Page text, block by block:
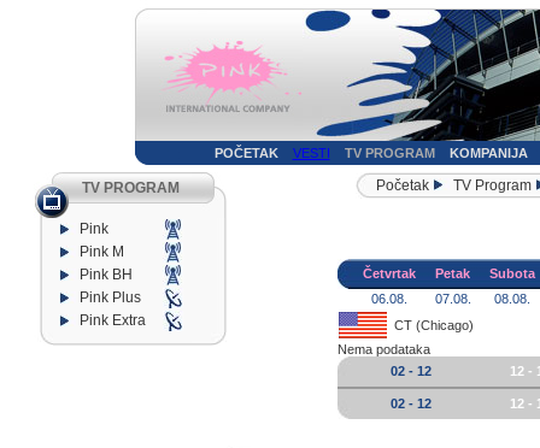
POČETAK VESTI TV PROGRAM KOMPANIJA
TV PROGRAM
Pink
Pink M
Pink BH
Pink Plus
Pink Extra
Početak TV Program
Četvrtak Petak
Subota
06.08.
07.08.
08.08.
CT (Chicago)
Nema podataka
02 - 12
12 -
02 - 12 12 -